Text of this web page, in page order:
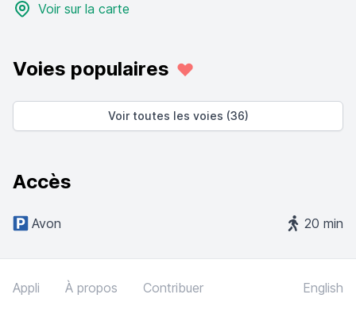
Voir sur la carte
Voies populaires
Voir toutes les voies (36)
Accès
Avon 20 min
Appli À propos Contribuer English